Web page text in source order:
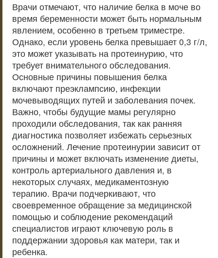
Врачи отмечают, что наличие белка в моче во
время беременности может быть нормальным
явлением, особенно в третьем триместре.
Однако, если уровень белка превышает 0,3 г/л,
это может указывать на протеинурию, что
требует внимательного обследования.
Основные причины повышения белка
включают преэклампсию, инфекции
мочевыводящих путей и заболевания почек.
Важно, чтобы будущие мамы регулярно
проходили обследования, так как ранняя
диагностика позволяет избежать серьезных
осложнений. Лечение протеинурии зависит от
причины и может включать изменение диеты,
контроль артериального давления и, в
некоторых случаях, медикаментозную
терапию. Врачи подчеркивают, что
своевременное обращение за медицинской
помощью и соблюдение рекомендаций
специалистов играют ключевую роль в
поддержании здоровья как матери, так и
ребенка.